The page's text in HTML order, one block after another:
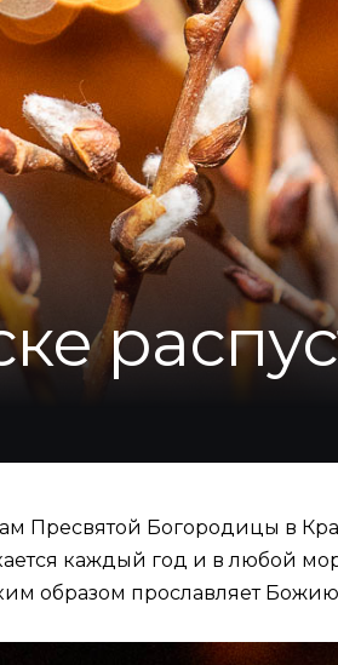
Пресвятой Богородицы в
каждый год и в любой
образом прославляет